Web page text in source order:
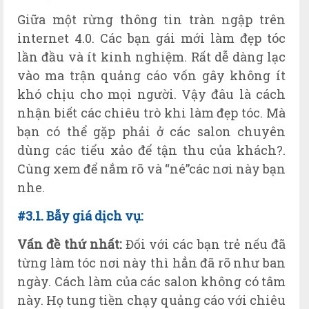
Giữa một rừng thông tin tràn ngập trên
internet 4.0. Các bạn gái mới làm đẹp tóc
lần đầu và ít kinh nghiệm. Rất dễ dàng lạc
vào ma trận quảng cáo vốn gây không ít
khó chịu cho mọi người. Vậy đâu là cách
nhận biết các chiêu trò khi làm đẹp tóc. Mà
bạn có thể gặp phải ở các salon chuyên
dùng các tiểu xảo để tận thu của khách?.
Cùng xem để nắm rõ và “né”các nơi này bạn
nhe.
#3.1. Bẫy giá dịch vụ:
Vấn đề thứ nhất:Đối với các bạn trẻ nếu đã
từng làm tóc nơi này thì hẳn đã rõ như ban
ngày. Cách làm của các salon không có tâm
này. Họ tung tiền chạy quảng cáo với chiêu